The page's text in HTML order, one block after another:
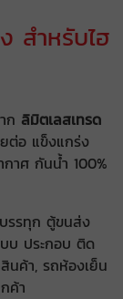
สำหรับไฮ
ก ลิมิตเลสเทรด
ต่อ แข็งแกร่ง
าศ กันน้ำ 100%
รทุก ตู้ขนส่ง
บ ประกอบ ติด
นค้า, รถห้องเย็น
ค้า